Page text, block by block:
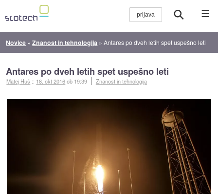
☰
Novice »Znanost in tehnologija »Antares po dveh letih spet uspešno leti
Antares po dveh letih spet uspešno leti
Matej Huš :: 18. okt 2016ob 19:39 Znanost in tehnologija